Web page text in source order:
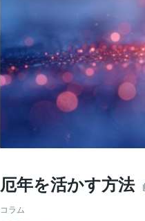
厄年を活かす方法
コラム